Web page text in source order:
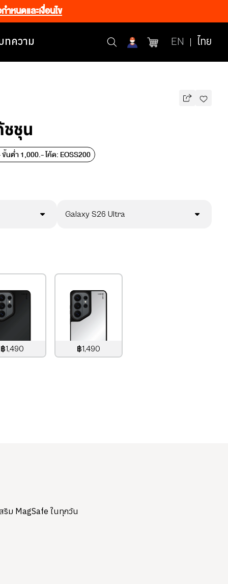
ำหนดและเงื่อนไข
ทความ EN ไทย
ชชุน
นต่ำ 1,000.- โค้ด: EOSS200
Galaxy S26 Ultra
฿1,490
฿1,490
ริม MagSafe ในทุกวัน